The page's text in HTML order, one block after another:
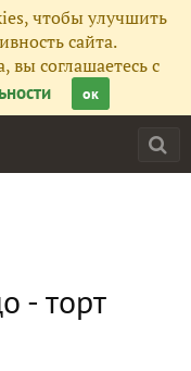
чтобы улучшить
сайта.
вы соглашаетесь с
ок
- торт